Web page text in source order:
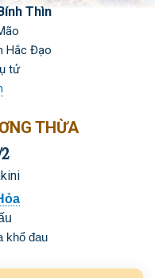
Thìn
Hắc Đạo
tử
THỪA
khổ đau